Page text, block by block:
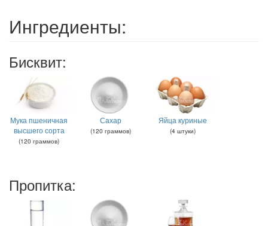
Ингредиенты:
Бисквит:
Мука пшеничная
высшего сорта
(120 граммов)
Сахар
(120 граммов)
Яйца куриные
(4 штуки)
Пропитка: